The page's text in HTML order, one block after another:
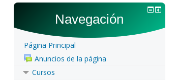
Navegación
Página Principal
Anuncios de la página
Cursos